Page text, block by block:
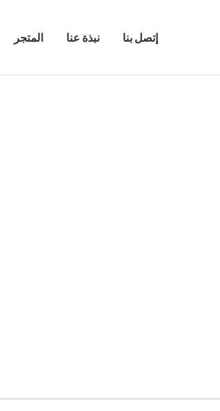
المتجر نبذة عنا إتصل بنا